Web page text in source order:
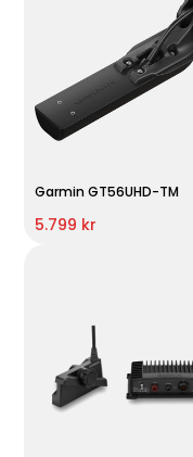
Garmin GT56UHD-TM
5.799 kr